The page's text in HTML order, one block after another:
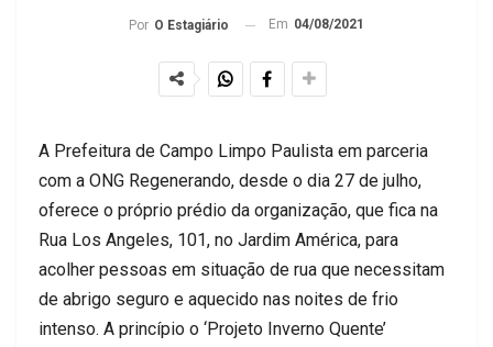
Por O Estagiário Em 04/08/2021
A Prefeitura de Campo Limpo Paulista em parceria
com a ONG Regenerando, desde o dia 27 de julho,
oferece o próprio prédio da organização, que fica na
Rua Los Angeles, 101, no Jardim América, para
acolher pessoas em situação de rua que necessitam
de abrigo seguro e aquecido nas noites de frio
intenso. A princípio o ‘Projeto Inverno Quente’